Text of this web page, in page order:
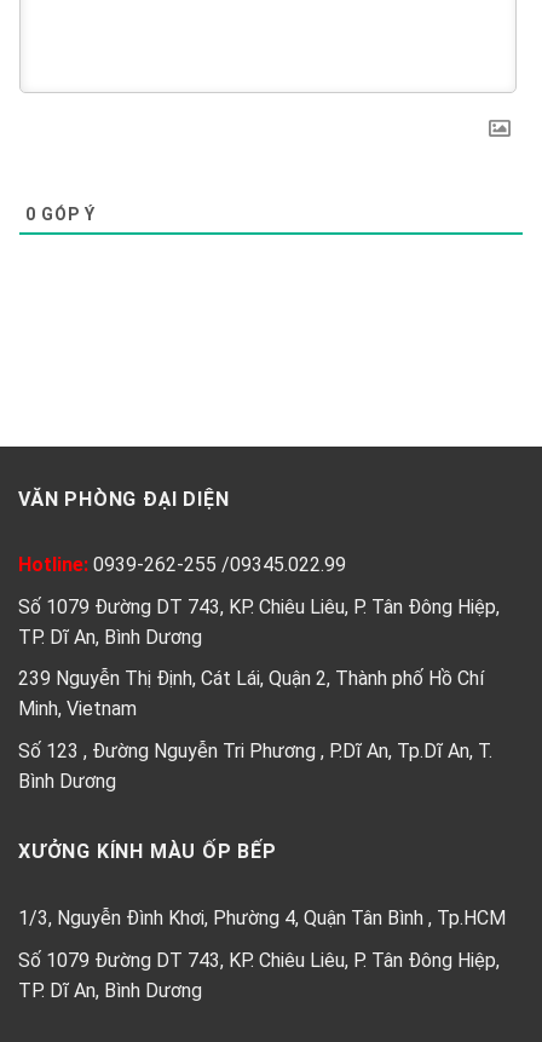
0 GÓP Ý
VĂN PHÒNG ĐẠI DIỆN
Hotline: 0939-262-255 /09345.022.99
Số 1079 Đường DT 743, KP. Chiêu Liêu, P. Tân Đông Hiệp,
TP. Dĩ An, Bình Dương
239 Nguyễn Thị Định, Cát Lái, Quận 2, Thành phố Hồ Chí
Minh, Vietnam
Số 123 , Đường Nguyễn Tri Phương , P.Dĩ An, Tp.Dĩ An, T.
Bình Dương
XƯỞNG KÍNH MÀU ỐP BẾP
1/3, Nguyễn Đình Khơi, Phường 4, Quận Tân Bình , Tp.HCM
Số 1079 Đường DT 743, KP. Chiêu Liêu, P. Tân Đông Hiệp,
TP. Dĩ An, Bình Dương